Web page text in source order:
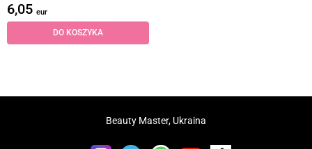
6,05 eur
DO KOSZYKA
Beauty Master, Ukraina